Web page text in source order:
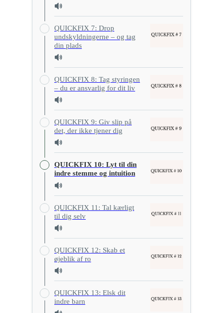
QUICKFIX 7: Drop
undskyldningerne – og tag
din plads
QUICKFIX 8: Tag styringen
– du er ansvarlig for dit liv
QUICKFIX 9: Giv slip på
det, der ikke tjener dig
QUICKFIX 10: Lyt til din
indre stemme og intuition
QUICKFIX 11: Tal kærligt
til dig selv
QUICKFIX 12: Skab et
øjeblik af ro
QUICKFIX 13: Elsk dit
indre barn